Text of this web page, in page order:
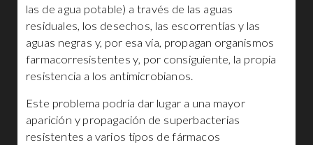
las de agua potable) a través de las aguas
residuales, los desechos, las escorrentías y las
aguas negras y, por esa vía, propagan organismos
farmacorresistentes y, por consiguiente, la propia
resistencia a los antimicrobianos.
Este problema podría dar lugar a una mayor
aparición y propagación de superbacterias
resistentes a varios tipos de fármacos